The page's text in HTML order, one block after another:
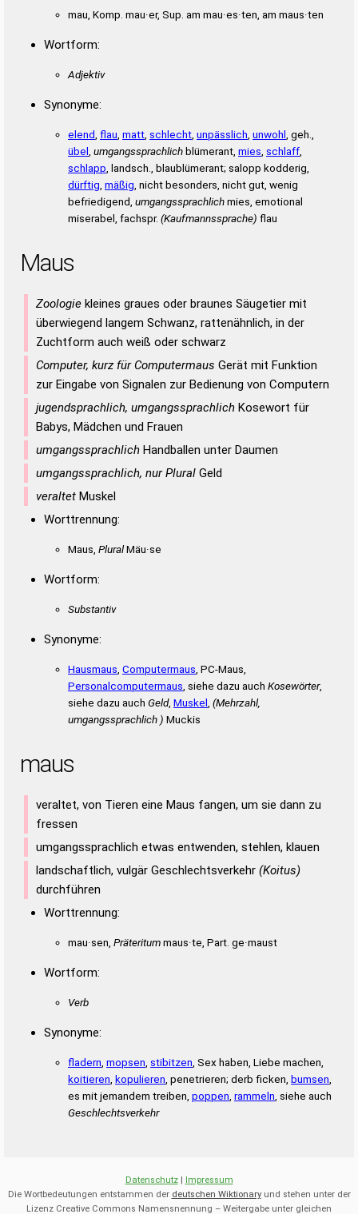
mau, Komp. mau·er, Sup. am mau·es·ten, am maus·ten
Wortform:
Adjektiv
Synonyme:
elend flau matt schlecht unpässlich unwohl , geh.,
übel umgangssprachlichblümerant, mies schlaff
schlapp , landsch., blaublümerant; salopp kodderig,
dürftig mäßig , nicht besonders, nicht gut, wenig
befriedigend, umgangssprachlichmies, emotional
miserabel, fachspr. (Kaufmannssprache) flau
Maus
Zoologie kleines graues oder braunes Säugetier mit
überwiegend langem Schwanz, rattenähnlich, in der
Zuchtform auch weiß oder schwarz
Computer, kurz für Computermaus Gerät mit Funktion
zur Eingabe von Signalen zur Bedienung von Computern
jugendsprachlich, umgangssprachlich Kosewort für
Babys, Mädchen und Frauen
umgangssprachlich Handballen unter Daumen
umgangssprachlich, nur Plural Geld
veraltet Muskel
Worttrennung:
Maus, PluralMäu·se
Wortform:
Substantiv
Synonyme:
Hausmaus Computermaus , PC-Maus,
Personalcomputermaus , siehe dazu auch Kosewörter,
siehe dazu auch Geld, Muskel (Mehrzahl,
umgangssprachlich ) Muckis
maus
veraltet, von Tieren eine Maus fangen, um sie dann zu
fressen
umgangssprachlich etwas entwenden, stehlen, klauen
landschaftlich, vulgär Geschlechtsverkehr (Koitus)
durchführen
Worttrennung:
mau·sen, Präteritummaus·te, Part. ge·maust
Wortform:
Verb
Synonyme:
fladern mopsen stibitzen , Sex haben, Liebe machen,
koitieren kopulieren , penetrieren; derb ficken, bumsen
es mit jemandem treiben, poppen rammeln , siehe auch
Geschlechtsverkehr
Datenschutz| Impressum
Die Wortbedeutungen entstammen der deutschen Wiktionaryund stehen unter der
Lizenz Creative Commons Namensnennung – Weitergabe unter gleichen